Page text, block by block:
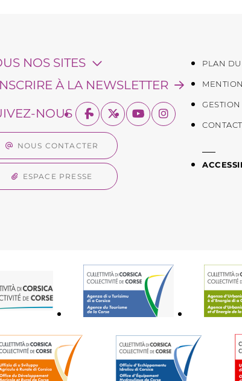
NOS SITES
À LA NEWSLETTER
NOUS
NOUS CONTACTER
ESPACE PRESSE
PLAN DU
CONTACT